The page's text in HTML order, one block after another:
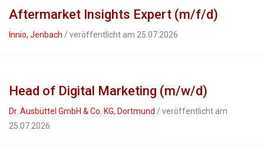
Aftermarket Insights Expert (m/f/d)
Innio, Jenbach / veröffentlicht am 25.07.2026
Head of Digital Marketing (m/w/d)
Dr. Ausbüttel GmbH & Co. KG, Dortmund / veröffentlicht am
25.07.2026